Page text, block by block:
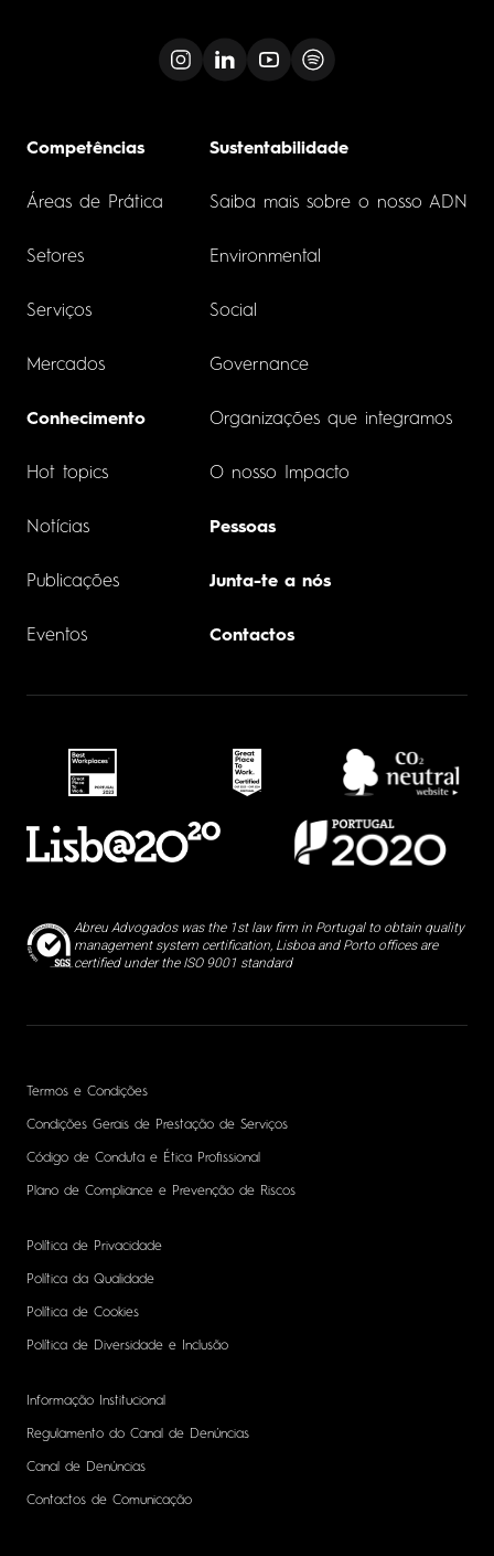
Competências
Áreas de Prática
Setores
Serviços
Mercados
Conhecimento
Hot topics
Notícias
Publicações
Eventos
Sustentabilidade
Saiba mais sobre o nosso ADN
Environmental
Social
Governance
Organizações que integramos
O nosso Impacto
Pessoas
Junta-te a nós
Contactos
Abreu Advogados was the 1st law firm in Portugal to obtain quality
management system certification, Lisboa and Porto offices are
certified under the ISO 9001 standard
Termos e Condições
Condições Gerais de Prestação de Serviços
Código de Conduta e Ética Profissional
Plano de Compliance e Prevenção de Riscos
Política de Privacidade
Política da Qualidade
Política de Cookies
Política de Diversidade e Inclusão
Informação Institucional
Regulamento do Canal de Denúncias
Canal de Denúncias
Contactos de Comunicação